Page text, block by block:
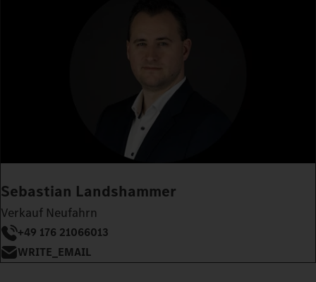
Sebastian Landshammer
Verkauf Neufahrn
+49 176 21066013
WRITE_EMAIL